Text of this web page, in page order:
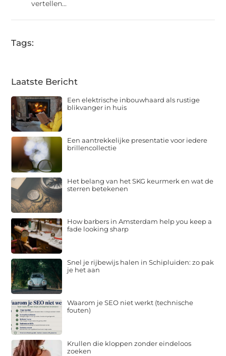
vertellen...
Tags:
Laatste Bericht
Een elektrische inbouwhaard als rustige
blikvanger in huis
Een aantrekkelijke presentatie voor iedere
brillencollectie
Het belang van het SKG keurmerk en wat de
sterren betekenen
How barbers in Amsterdam help you keep a
fade looking sharp
Snel je rijbewijs halen in Schipluiden: zo pak
je het aan
Waarom je SEO niet werkt (technische
fouten)
Krullen die kloppen zonder eindeloos
zoeken